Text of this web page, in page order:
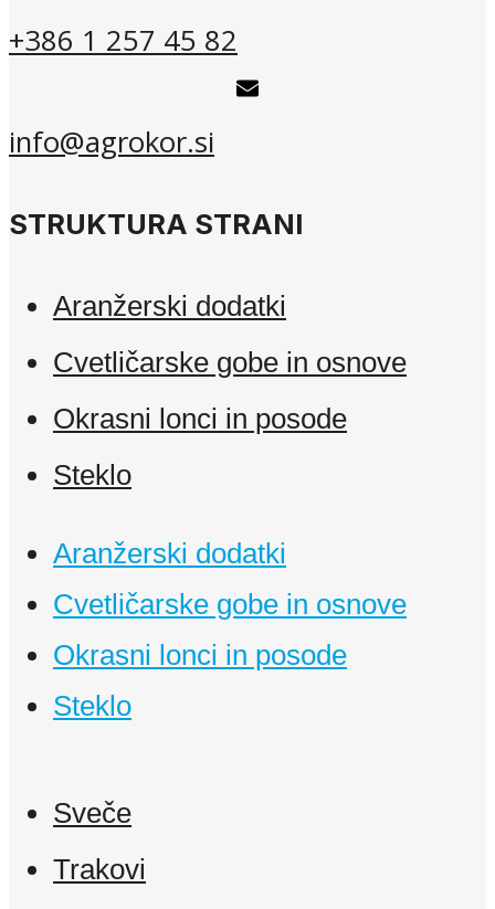
+386 1 257 45 82
info@agrokor.si
STRUKTURA STRANI
Aranžerski dodatki
Cvetličarske gobe in osnove
Okrasni lonci in posode
Steklo
Aranžerski dodatki
Cvetličarske gobe in osnove
Okrasni lonci in posode
Steklo
Sveče
Trakovi